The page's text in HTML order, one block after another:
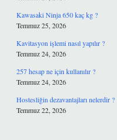
Kawasaki Ninja 650 kaç kg ?
Temmuz 25, 2026
Kavitasyon işlemi nasıl yapılır ?
Temmuz 24, 2026
257 hesap ne için kullanılır ?
Temmuz 24, 2026
Hostesliğin dezavantajları nelerdir ?
Temmuz 22, 2026